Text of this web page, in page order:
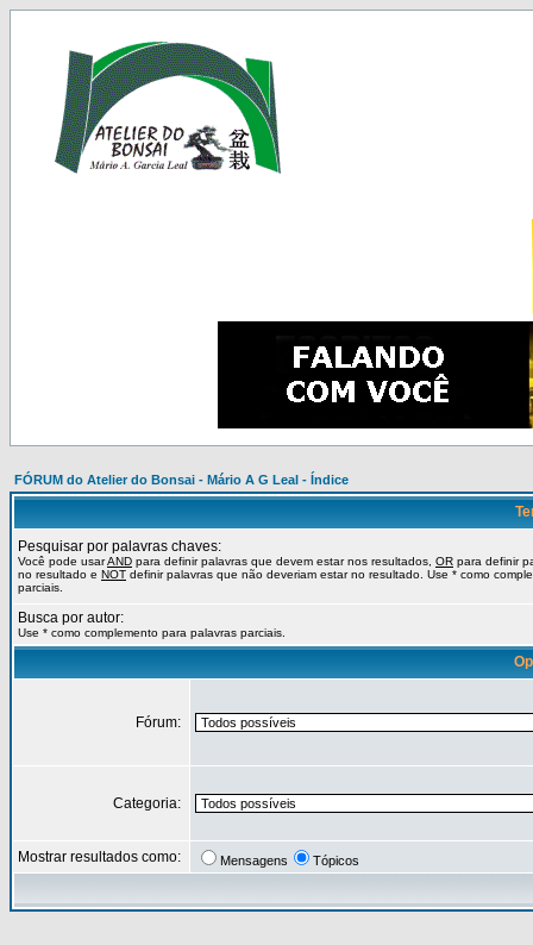
FÓRUM do Atelier do Bonsai - Mário A G Leal - Índice
Pesquisar por palavras chaves:
Você pode usarAND para definir palavras que devem estar nos resultados, OR para definir
no resultado e NOT definir palavras que não deveriam estar no resultado. Use * como
parciais.
Busca por autor:
Use * como complemento para palavras parciais.
Fórum:
Categoria:
Mostrar resultados como: Mensagens Tópicos